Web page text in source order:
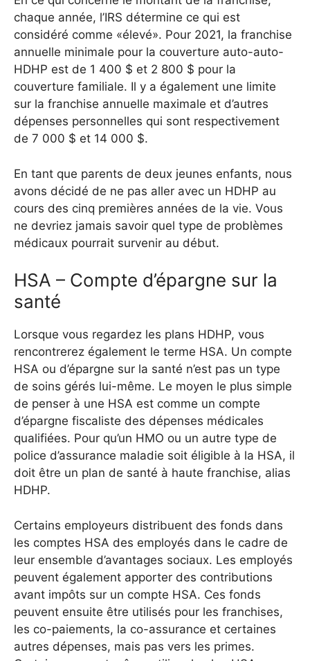
chaque année, l’IRS détermine ce qui est
considéré comme «élevé». Pour 2021, la franchise
annuelle minimale pour la couverture auto-auto-
HDHP est de 1 400 $ et 2 800 $ pour la
couverture familiale. Il y a également une limite
sur la franchise annuelle maximale et d’autres
dépenses personnelles qui sont respectivement
de 7 000 $ et 14 000 $.
En tant que parents de deux jeunes enfants, nous
avons décidé de ne pas aller avec un HDHP au
cours des cinq premières années de la vie. Vous
ne devriez jamais savoir quel type de problèmes
médicaux pourrait survenir au début.
HSA – Compte d’épargne sur la
santé
Lorsque vous regardez les plans HDHP, vous
rencontrerez également le terme HSA. Un compte
HSA ou d’épargne sur la santé n’est pas un type
de soins gérés lui-même. Le moyen le plus simple
de penser à une HSA est comme un compte
d’épargne fiscaliste des dépenses médicales
qualifiées. Pour qu’un HMO ou un autre type de
police d’assurance maladie soit éligible à la HSA, il
doit être un plan de santé à haute franchise, alias
HDHP.
Certains employeurs distribuent des fonds dans
les comptes HSA des employés dans le cadre de
leur ensemble d’avantages sociaux. Les employés
peuvent également apporter des contributions
avant impôts sur un compte HSA. Ces fonds
peuvent ensuite être utilisés pour les franchises,
les co-paiements, la co-assurance et certaines
autres dépenses, mais pas vers les primes.